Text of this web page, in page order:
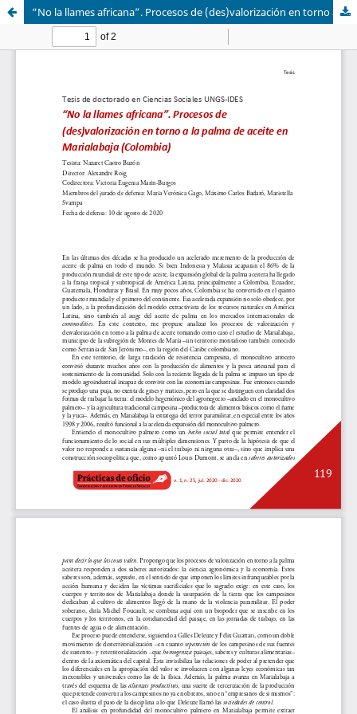
“No la llames africana”. Procesos de (des)valorización en torno a la palma de aceite en Marialabaja (Colombia)